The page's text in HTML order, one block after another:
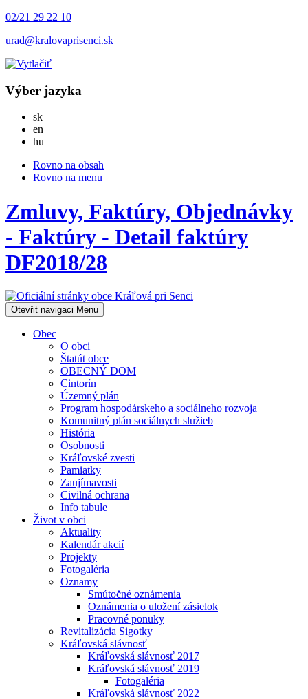
02/21 29 22 10
urad@kralovaprisenci.sk
Výber jazyka
skSlovensky
en
hu
Rovno na obsah
Rovno na menu
Zmluvy, Faktúry, Objednávky
- Faktúry - Detail faktúry
DF2018/28
Otevřit navigaci Menu
Obec
O obci
Štatút obce
OBECNÝ DOM
Cintorín
Územný plán
Program hospodárskeho a sociálneho rozvoja
Komunitný plán sociálnych služieb
História
Osobnosti
Kráľovské zvesti
Pamiatky
Zaujímavosti
Civilná ochrana
Info tabule
Život v obci
Aktuality
Kalendár akcií
Projekty
Fotogaléria
Oznamy
Smútočné oznámenia
Oznámenia o uložení zásielok
Pracovné ponuky
Revitalizácia Sigotky
Kráľovská slávnosť
Kráľovská slávnosť 2017
Kráľovská slávnosť 2019
Fotogaléria
Kráľovská slávnosť 2022